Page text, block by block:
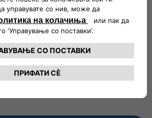
02/3093-100 Продажба: 02/3096-333
075 278 436 Резервни делови:
салони: пон-пет 08.30-18.00
пон-пет 08.30-16.00 саб 09.00-